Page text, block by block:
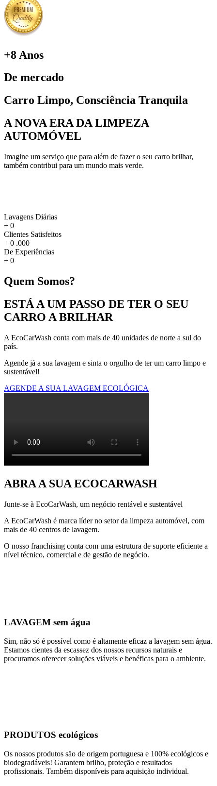
+8 Anos
De mercado
Carro Limpo, Consciência Tranquila
A NOVA ERA DA LIMPEZA
AUTOMÓVEL
Imagine um serviço que para além de fazer o seu carro brilhar,
também contribui para um mundo mais verde.
Lavagens Diárias
+ 0
Clientes Satisfeitos
+ 0 .000
De Experiências
+ 0
Quem Somos?
ESTÁ A UM PASSO DE TER O SEU
CARRO A BRILHAR
A EcoCarWash conta com mais de 40 unidades de norte a sul do
país.
Agende já a sua lavagem e sinta o orgulho de ter um carro limpo e
sustentável!
AGENDE A SUA LAVAGEM ECOLÓGICA
ABRA A SUA ECOCARWASH
Junte-se à EcoCarWash, um negócio rentável e sustentável
A EcoCarWash é marca líder no setor da limpeza automóvel, com
mais de 40 centros de lavagem.
O nosso franchising conta com uma estrutura de suporte eficiente a
nível técnico, comercial e de gestão de negócio.
LAVAGEM sem água
Sim, não só é possível como é altamente eficaz a lavagem sem água.
Estamos cientes da escassez dos nossos recursos naturais e
procuramos oferecer soluções viáveis e benéficas para o ambiente.
PRODUTOS ecológicos
Os nossos produtos são de origem portuguesa e 100% ecológicos e
biodegradáveis! Garantem brilho, proteção e resultados
profissionais. Também disponíveis para aquisição individual.